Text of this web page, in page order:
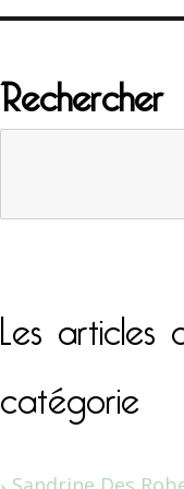
Rechercher
Les
catégorie